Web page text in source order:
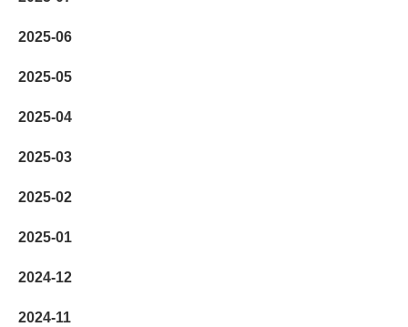
2025-06
2025-05
2025-04
2025-03
2025-02
2025-01
2024-12
2024-11